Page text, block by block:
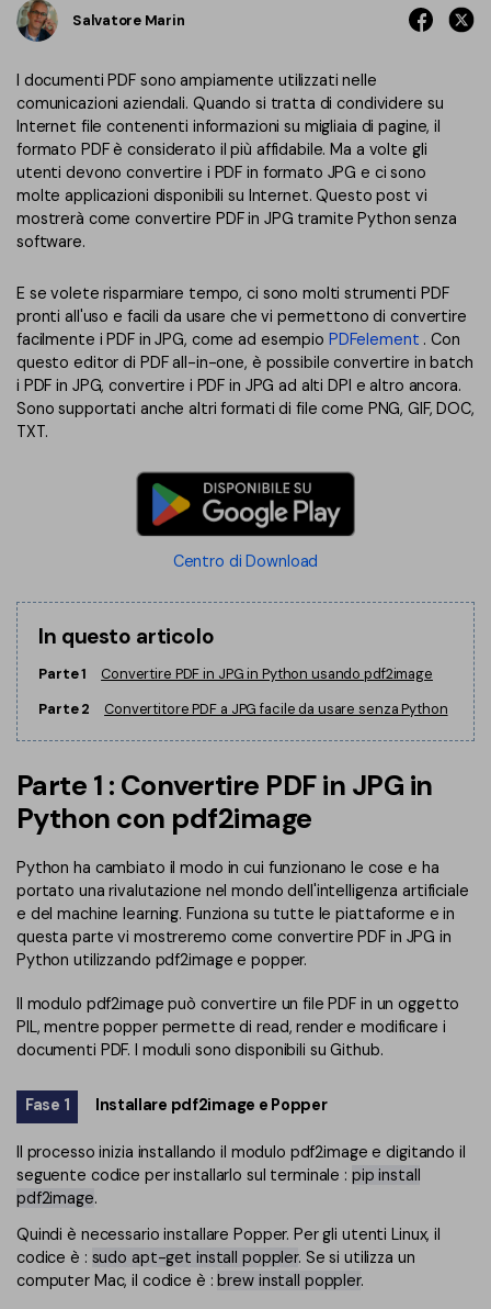
PDF in Word
Comprimere PDF
Unire PDF
Word in PDF
Compimi PDF
Organizza PDF
Ritaglia PDF
Modulo PDF
Batch PDF
Firma digitale certificata
Smart Redact PDF
Extrai dati PDF
Password PDF
Condividi PDF
AI per PDF
Chat con PDF
Riassunto PDF AI
Controllo grammatica AI
Rilevatore di contenuti AI
Riscrivi PDF con AI
Leggi PDF con AI
Chat con documento
AI Image Generator
Esegui OCR su PDF
APP PDF
Firma su PDF
PDF editor per Mac
Comprimere PDF
Soluzioni PDF per
Educazione
Servizio IT
Recensioni e premi
Storie di clienti
Recensioni di clienti
Confronto dei software PDF
Guida utente
PDFelement per Windows
PDFelement per Mac
PDFelement per Android
Support
Contatta il supporto
Specifiche tecniche
Aggiornamenti
Centro di download
Salvatore Marin
I documenti PDF sono ampiamente utilizzati nelle
comunicazioni aziendali. Quando si tratta di condividere su
Internet file contenenti informazioni su migliaia di pagine, il
formato PDF è considerato il più affidabile. Ma a volte gli
utenti devono convertire i PDF in formato JPG e ci sono
molte applicazioni disponibili su Internet. Questo post vi
mostrerà come convertire PDF in JPG tramite Python senza
software.
E se volete risparmiare tempo, ci sono molti strumenti PDF
pronti all'uso e facili da usare che vi permettono di convertire
facilmente i PDF in JPG, come ad esempio PDFelement . Con
questoeditor di PDFall-in-one, è possibile convertire in batch
i PDF in JPG, convertire i PDF in JPG ad alti DPI e altro ancora.
Sono supportati anche altri formati di file come PNG, GIF, DOC,
TXT.
Centro di Download
In questo articolo
Parte 1
Convertire PDF in JPG in Python usando pdf2image
Parte 2
Convertitore PDF a JPG facile da usare senza Python
Parte 1 : Convertire PDF in JPG in
Python con pdf2image
Python ha cambiato il modo in cui funzionano le cose e ha
portato una rivalutazione nel mondo dell'intelligenza artificiale
e del machine learning. Funziona su tutte le piattaforme e in
questa parte vi mostreremo come convertire PDF in JPG in
Python utilizzando pdf2image e popper.
Il modulo pdf2image può convertire un file PDF in un oggetto
PIL, mentre popper permette di rеad, rеndеr e modificare i
documenti PDF. I moduli sono disponibili su Github.
Fase 1 Installare pdf2image e Popper
Il processo inizia installando il modulo pdf2image e digitando il
seguente codice per installarlo sul terminale : pip install
pdf2image.
Quindi è necessario installare Popper. Per gli utenti Linux, il
codice è : sudo apt-get install poppler. Se si utilizza un
computer Mac, il codice è : brew install poppler.